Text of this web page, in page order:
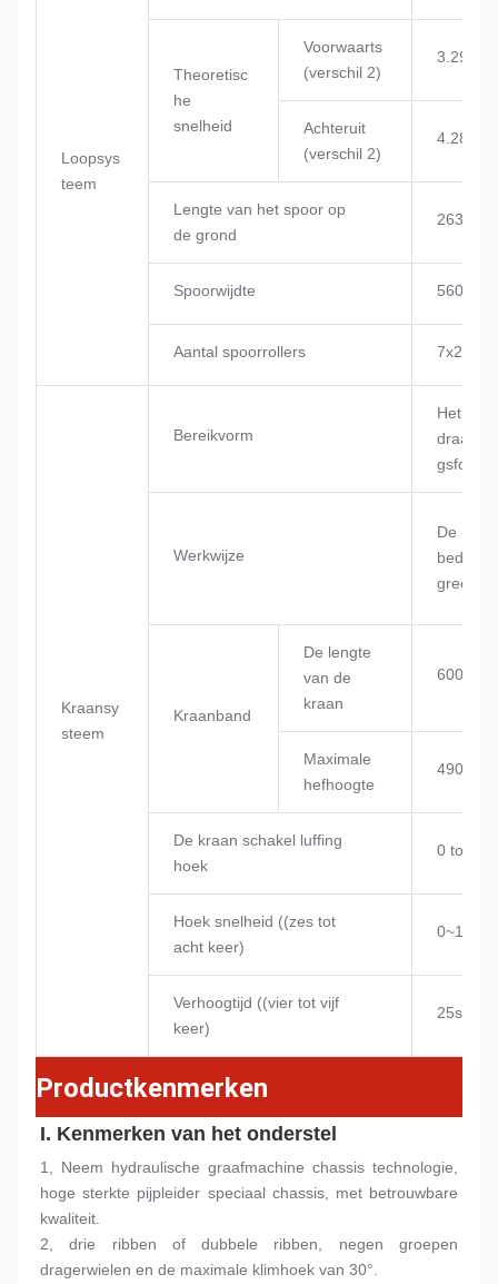
Loopsys
teem
Theoretisc
he
snelheid
Voorwaarts
(verschil 2)
3.29/
Achteruit
(verschil 2)
4.28/
Lengte van het spoor op
de grond
2635
Spoorwijdte 560 mm
Aantal spoorrollers 7x2
Kraansy
steem
Bereikvorm
Het
Werkwijze
De
greep
Kraanband
De lengte
van de
kraan
6000
Maximale
hefhoogte
4909
De kraan schakel luffing
hoek
0 tot 85°
Hoek snelheid ((zes tot
acht keer)
0~12,0
Verhoogtijd ((vier tot vijf
keer)
25s
Productkenmerken
I. Kenmerken van het onderstel
1, Neem hydraulische graafmachine chassis technologie,
hoge sterkte pijpleider speciaal chassis, met betrouwbare
kwaliteit.
2, drie ribben of dubbele ribben, negen groepen
dragerwielen en de maximale klimhoek van 30°.